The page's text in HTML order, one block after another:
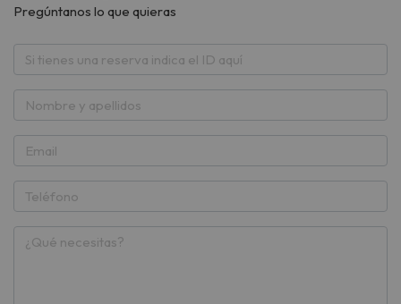
Pregúntanos lo que quieras